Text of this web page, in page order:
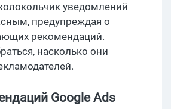
уведомлений
предупреждая о
рекомендаций.
насколько они
Google Ads